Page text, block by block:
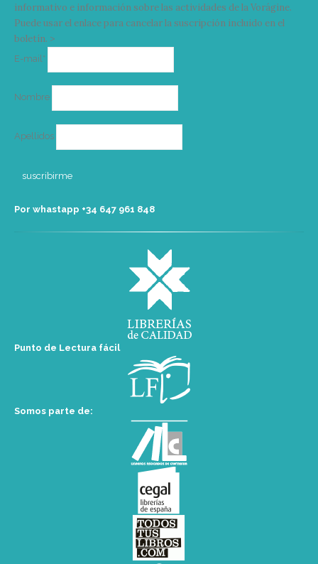
informativo e información sobre las actividades de la Vorágine.
Puede usar el enlace para cancelar la suscripción incluido en el
boletín. >
E-mail*
Nombre
Apellidos
Por whastapp +34 ‭647 961 848‬
Punto de Lectura fácil
Somos parte de: